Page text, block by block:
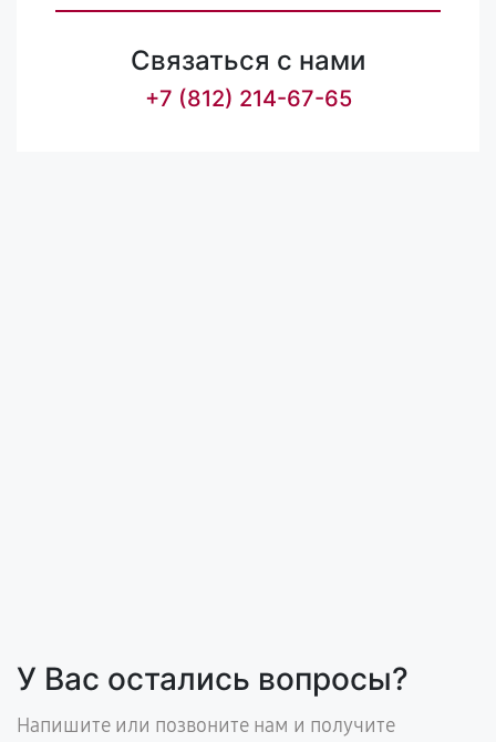
Связаться с нами
+7 (812) 214-67-65
У Вас остались вопросы?
Напишите или позвоните нам и получите